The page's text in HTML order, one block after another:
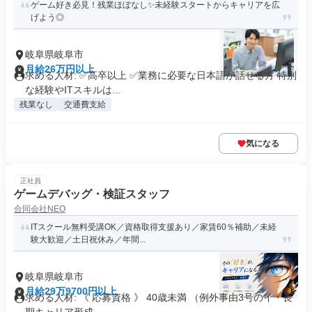
ゲーム好き必見！残業ほぼなし✨未経験スタートからキャリアを広
げよう◎
岐阜県岐阜市
月給26万円以上
求める人材: ✅高卒以上 ✅業務に必要な日本語が話せる方 特別
な経験やITスキルは...
残業なし 交通費支給
気になる
正社員
ゲームデバッグ・検証スタッフ
合同会社NEO
ITスクール無料受講OK／資格取得支援あり／家賃60％補助／未経
験大歓迎／土日祝休み／年間...
岐阜県岐阜市
月給29万9700円以上
求める人材: 《 応募資格 》 40歳未満 （例外事由3号のイ・長